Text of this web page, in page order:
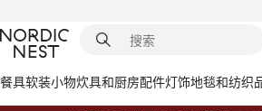
餐具软装小物炊具和厨房配件灯饰地毯和纺织